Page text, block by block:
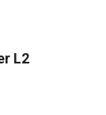
L2